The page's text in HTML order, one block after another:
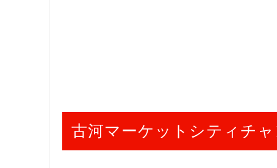
古河マーケットシティチ